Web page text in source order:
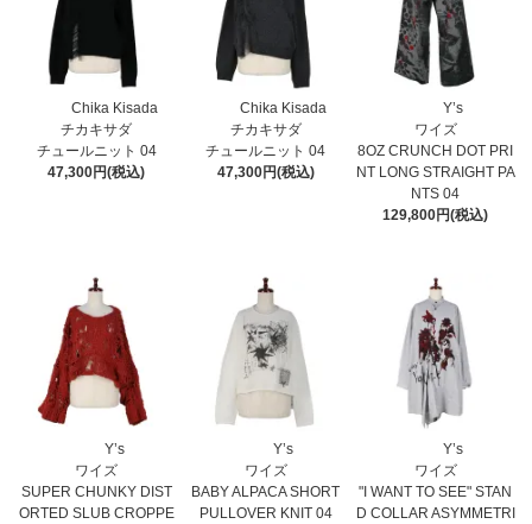
Chika Kisada
チカキサダ
チュールニット 04
47,300円(税込)
Chika Kisada
チカキサダ
チュールニット 04
47,300円(税込)
Y’s
ワイズ
8OZ CRUNCH DOT PRI
NT LONG STRAIGHT PA
NTS 04
129,800円(税込)
Y’s
ワイズ
SUPER CHUNKY DIST
ORTED SLUB CROPPE
Y’s
ワイズ
BABY ALPACA SHORT
PULLOVER KNIT 04
Y’s
ワイズ
"I WANT TO SEE" STAN
D COLLAR ASYMMETRI